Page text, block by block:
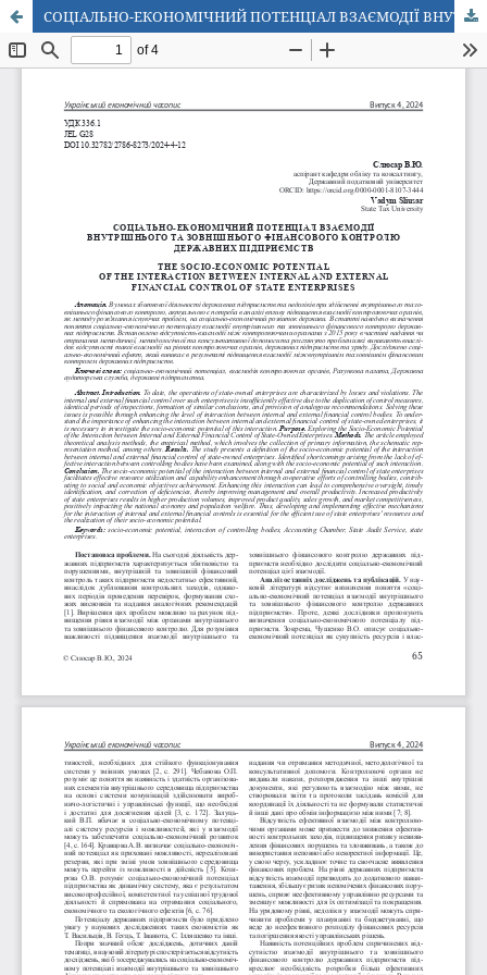
СОЦІАЛЬНО-ЕКОНОМІЧНИЙ ПОТЕНЦІАЛ ВЗАЄМОДІЇ ВНУТРІШНЬОГО ТА ЗОВНІШНЬОГО ФІНАНСОВОГО КОНТРОЛЮ ДЕРЖАВНИХ ПІДПРИЄМСТВ